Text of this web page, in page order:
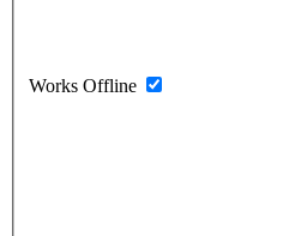
Works Offline